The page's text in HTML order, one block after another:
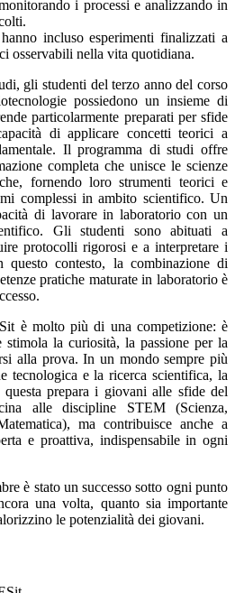
i processi e analizzando in
incluso esperimenti finalizzati a
osservabili nella vita quotidiana.
gli studenti del terzo anno del corso
possiedono un insieme di
particolarmente preparati per sfide
di applicare concetti teorici a
Il programma di studi offre
completa che unisce le scienze
fornendo loro strumenti teorici e
complessi in ambito scientifico. Un
di lavorare in laboratorio con un
Gli studenti sono abituati a
protocolli rigorosi e a interpretare i
contesto, la combinazione di
pratiche maturate in laboratorio è
è molto più di una competizione: è
stimola la curiosità, la passione per la
alla prova. In un mondo sempre più
tecnologica e la ricerca scientifica, la
questa prepara i giovani alle sfide del
alle discipline STEM (Scienza,
ma contribuisce anche a
e proattiva, indispensabile in ogni
è stato un successo sotto ogni punto
una volta, quanto sia importante
le potenzialità dei giovani.